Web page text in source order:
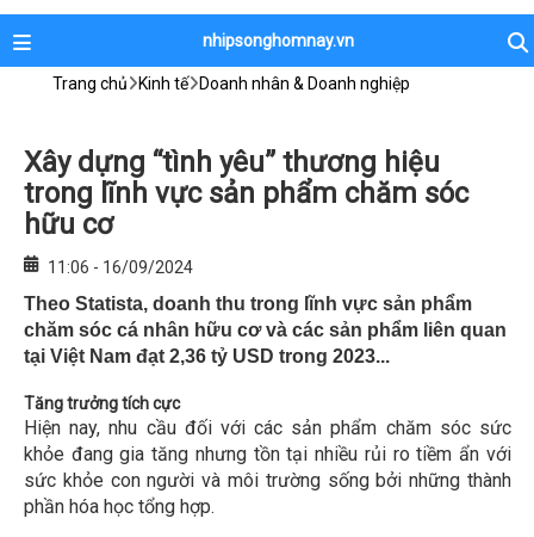
nhipsonghomnay.vn
Trang chủ Kinh tế Doanh nhân & Doanh nghiệp
Xây dựng “tình yêu” thương hiệu
trong lĩnh vực sản phẩm chăm sóc
hữu cơ
11:06 - 16/09/2024
Theo Statista, doanh thu trong lĩnh vực sản phẩm
chăm sóc cá nhân hữu cơ và các sản phẩm liên quan
tại Việt Nam đạt 2,36 tỷ USD trong 2023...
Tăng trưởng tích cực
Hiện nay, nhu cầu đối với các sản phẩm chăm sóc sức
khỏe đang gia tăng nhưng tồn tại nhiều rủi ro tiềm ẩn với
sức khỏe con người và môi trường sống bởi những thành
phần hóa học tổng hợp.